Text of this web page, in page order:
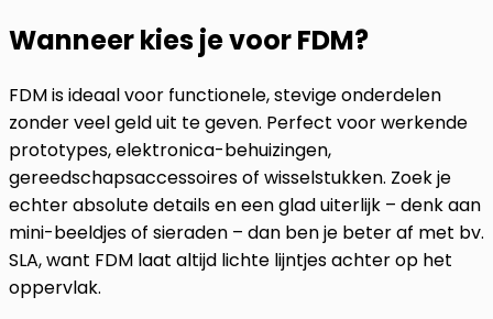
Wanneer kies je voor FDM?
FDM is ideaal voor functionele, stevige onderdelen
zonder veel geld uit te geven. Perfect voor werkende
prototypes, elektronica-behuizingen,
gereedschapsaccessoires of wisselstukken. Zoek je
echter absolute details en een glad uiterlijk – denk aan
mini-beeldjes of sieraden – dan ben je beter af met bv.
SLA, want FDM laat altijd lichte lijntjes achter op het
oppervlak.